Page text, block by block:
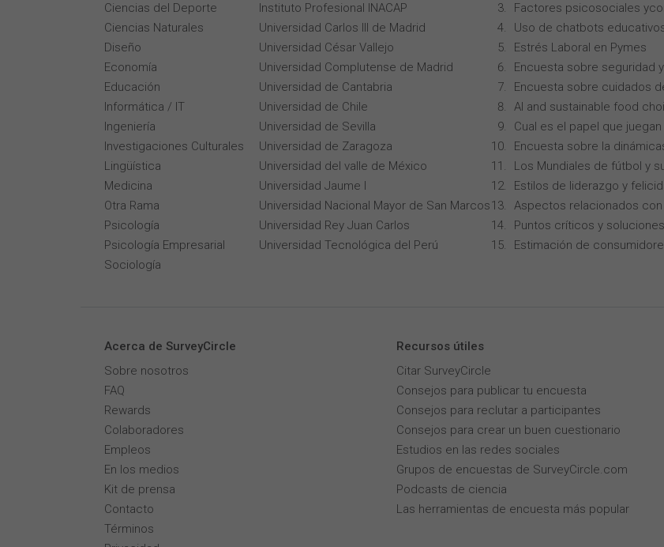
Ciencias del Deporte
Ciencias Naturales
Diseño
Economía
Educación
Informática / IT
Ingeniería
Investigaciones Culturales
Lingüística
Medicina
Otra Rama
Psicología
Psicología Empresarial
Sociología
Instituto Profesional INACAP
Universidad Carlos III de Madrid
Universidad César Vallejo
Universidad Complutense de Madrid
Universidad de Cantabria
Universidad de Chile
Universidad de Sevilla
Universidad de Zaragoza
Universidad del valle de México
Universidad Jaume I
Universidad Nacional Mayor de San Marcos
Universidad Rey Juan Carlos
Universidad Tecnológica del Perú
Factores psicosociales
Uso de chatbots
Estrés Laboral en Pymes
Encuesta sobre seguridad
Encuesta sobre cuidados
AI and sustainable food
Cual es el papel que
Encuesta sobre la
Los Mundiales de fútbol y
Estilos de liderazgo y
Aspectos relacionados
Puntos críticos y
Estimación de
Acerca de SurveyCircle
Sobre nosotros
FAQ
Rewards
Colaboradores
Empleos
En los medios
Kit de prensa
Contacto
Términos
Recursos útiles
Citar SurveyCircle
Consejos para publicar tu encuesta
Consejos para reclutar a participantes
Consejos para crear un buen cuestionario
Estudios en las redes sociales
Grupos de encuestas de SurveyCircle.com
Podcasts de ciencia
Las herramientas de encuesta más popular